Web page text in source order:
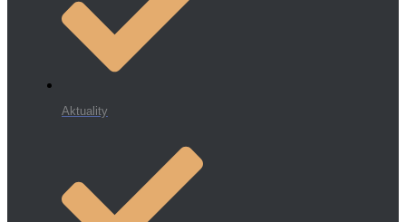
Aktuality